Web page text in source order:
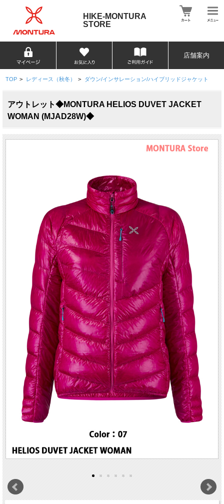
HIKE-MONTURA
STORE
店舗案内
TOP > レディース（秋冬） > ダウン/インサレーション/ハイブリッドジャケット
アウトレット◆MONTURA HELIOS DUVET JACKET
WOMAN (MJAD28W)◆